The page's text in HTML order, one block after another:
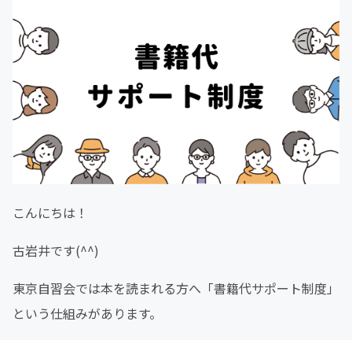
こんにちは！
古岩井です(^^)
東京自習会では本を読まれる方へ「書籍代サポート制度」
という仕組みがあります。